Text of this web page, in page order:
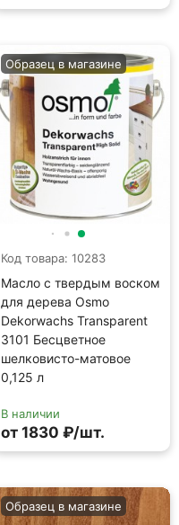
Код товара: 10283
Масло с твердым воском
для дерева Osmo
Dekorwachs Transparent
3101 Бесцветное
шелковисто-матовое
0,125 л
Образец в магазине
В наличии
от 1830 ₽/шт.
Образец в магазине